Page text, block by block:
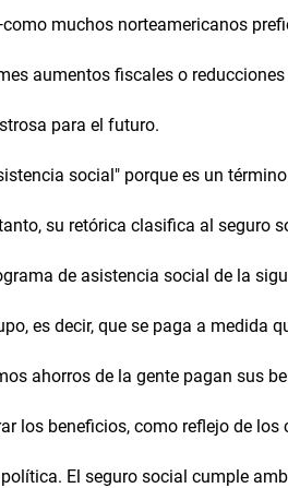
muchos norteamericanos
aumentos fiscales o
para el futuro.
social" porque es un
su retórica clasifica al seguro
de asistencia social de la
es decir, que se paga a medida
ahorros de la gente pagan sus
los beneficios, como reflejo de
El seguro social cumple